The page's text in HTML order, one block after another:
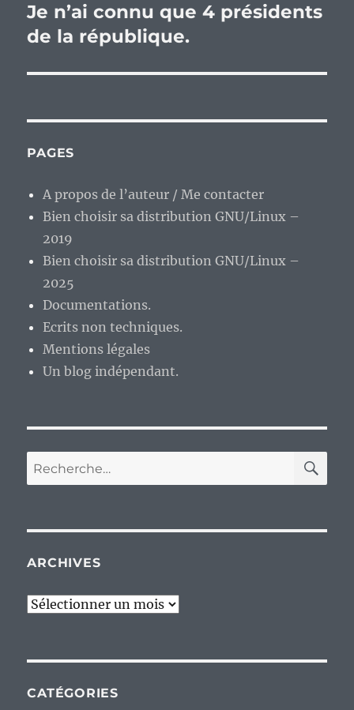
Publication
suivante :
Je n’ai connu que 4 présidents
de la république.
PAGES
A propos de l’auteur / Me contacter
Bien choisir sa distribution GNU/Linux –
2019
Bien choisir sa distribution GNU/Linux –
2025
Documentations.
Ecrits non techniques.
Mentions légales
Un blog indépendant.
Recherche
pour :
ARCHIVES
Archives
CATÉGORIES